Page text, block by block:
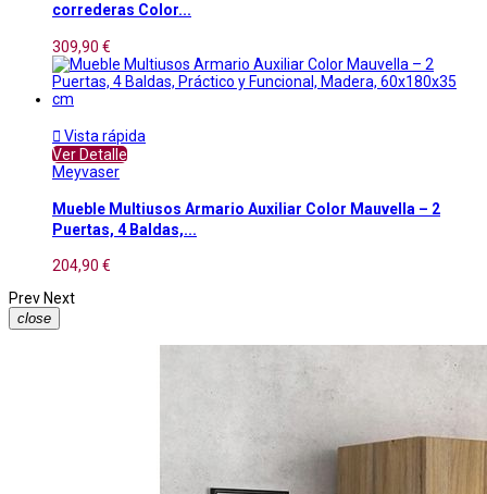
correderas Color...
309,90 €
 Vista rápida
Ver Detalle
Meyvaser
Mueble Multiusos Armario Auxiliar Color Mauvella – 2
Puertas, 4 Baldas,...
204,90 €
Prev Next
close